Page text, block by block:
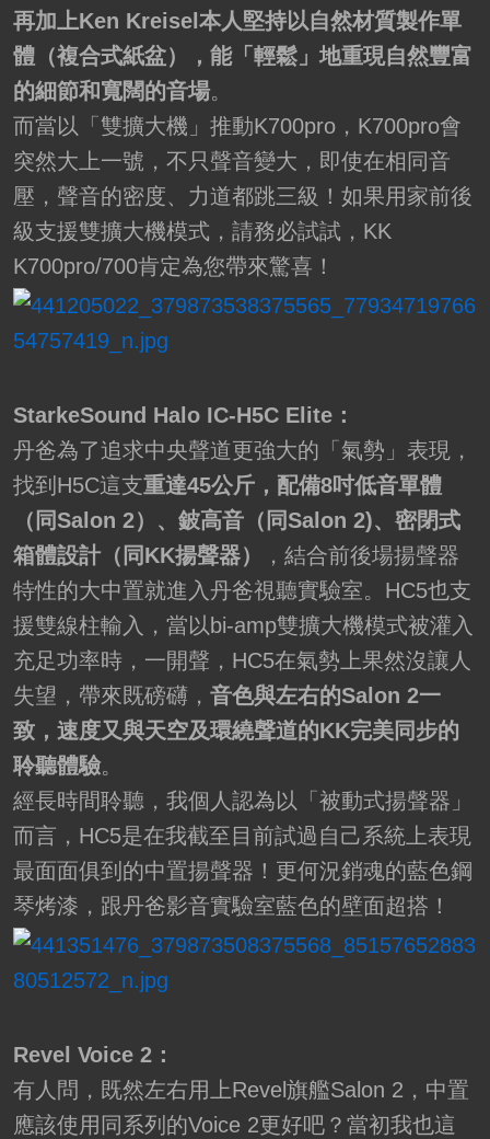
再加上Ken Kreisel本人堅持以自然材質製作單
體（複合式紙盆），能「輕鬆」地重現自然豐富
的細節和寬闊的音場。
而當以「雙擴大機」推動K700pro，K700pro會
突然大上一號，不只聲音變大，即使在相同音
壓，聲音的密度、力道都跳三級！如果用家前後
級支援雙擴大機模式，請務必試試，KK
K700pro/700肯定為您帶來驚喜！
StarkeSound Halo IC-H5C Elite：
丹爸為了追求中央聲道更強大的「氣勢」表現，
找到H5C這支重達45公斤，配備8吋低音單體
（同Salon 2）、鈹高音（同Salon 2)、密閉式
箱體設計（同KK揚聲器）
，結合前後場揚聲器
特性的大中置就進入丹爸視聽實驗室。HC5也支
援雙線柱輸入，當以bi-amp雙擴大機模式被灌入
充足功率時，一開聲，HC5在氣勢上果然沒讓人
失望，帶來既磅礴， 音色與左右的Salon 2一
致，速度又與天空及環繞聲道的KK完美同步的
聆聽體驗。
經長時間聆聽，我個人認為以「被動式揚聲器」
而言，HC5是在我截至目前試過自己系統上表現
最面面俱到的中置揚聲器！更何況銷魂的藍色鋼
琴烤漆，跟丹爸影音實驗室藍色的壁面超搭！
Revel Voice 2：
有人問，既然左右用上Revel旗艦Salon 2，中置
應該使用同系列的Voice 2更好吧？當初我也這